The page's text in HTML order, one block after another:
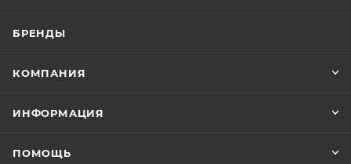
БРЕНДЫ
КОМПАНИЯ
ИНФОРМАЦИЯ
ПОМОЩЬ